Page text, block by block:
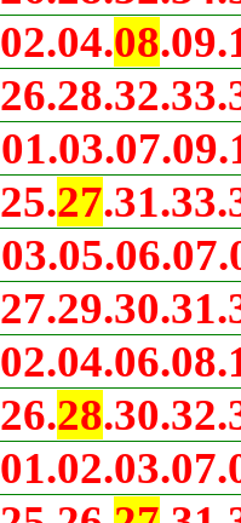
02.04.08
25.27
26.28